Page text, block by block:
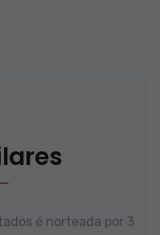
é norteada por 3